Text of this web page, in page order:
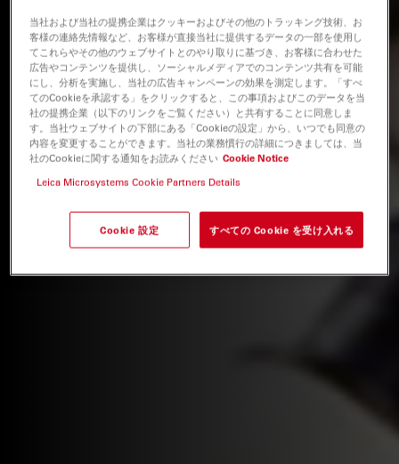
当社および当社の提携企業はクッキーおよびその他のトラッキング技術、お
客様の連絡先情報など、お客様が直接当社に提供するデータの一部を使用し
てこれらやその他のウェブサイトとのやり取りに基づき、お客様に合わせた
広告やコンテンツを提供し、ソーシャルメディアでのコンテンツ共有を可能
にし、分析を実施し、当社の広告キャンペーンの効果を測定します。「すべ
てのCookieを承認する」をクリックすると、この事項およびこのデータを当
社の提携企業（以下のリンクをご覧ください）と共有することに同意しま
す。当社ウェブサイトの下部にある「Cookieの設定」から、いつでも同意の
内容を変更することができます。当社の業務慣行の詳細につきましては、当
社のCookieに関する通知をお読みください Cookie Notice
Leica Microsystems Cookie Partners Details
Cookie 設定 すべての Cookie を受け入れる